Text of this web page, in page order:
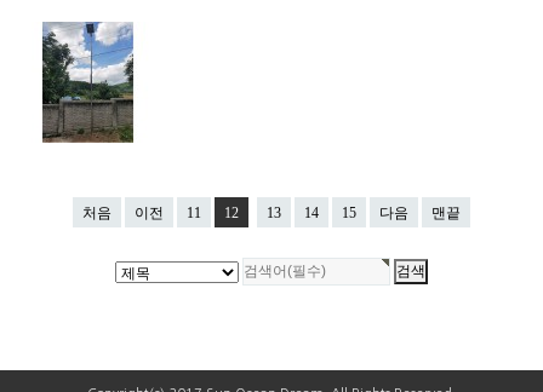
처음 이전 11 12 13 14 15 다음 맨끝